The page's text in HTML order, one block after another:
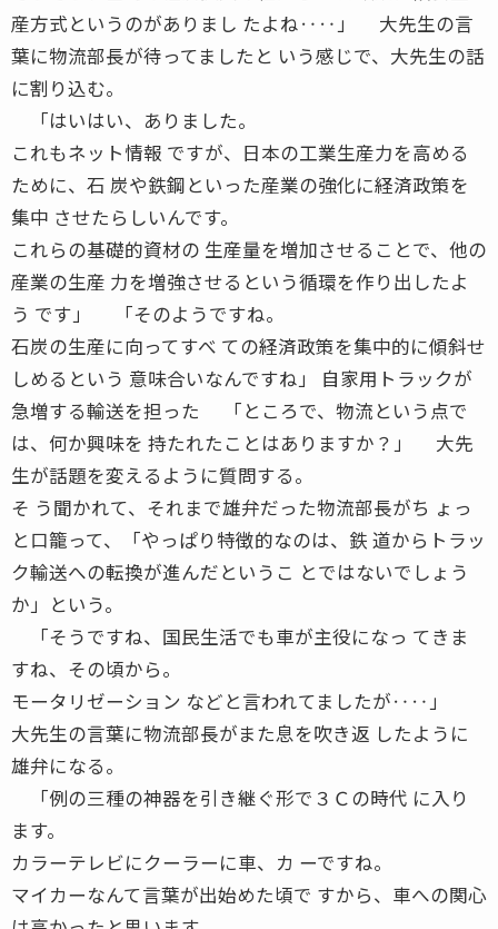
産方式というのがありまし たよね‥‥」 大先生の言
葉に物流部長が待ってましたと いう感じで、大先生の話
に割り込む。
「はいはい、ありました。
これもネット情報 ですが、日本の工業生産力を高める
ために、石 炭や鉄鋼といった産業の強化に経済政策を
集中 させたらしいんです。
これらの基礎的資材の 生産量を増加させることで、他の
産業の生産 力を増強させるという循環を作り出したよ
う です」 「そのようですね。
石炭の生産に向ってすべ ての経済政策を集中的に傾斜せ
しめるという 意味合いなんですね」 自家用トラックが
急増する輸送を担った 「ところで、物流という点で
は、何か興味を 持たれたことはありますか？」 大先
生が話題を変えるように質問する。
そ う聞かれて、それまで雄弁だった物流部長がち ょっ
と口籠って、「やっぱり特徴的なのは、鉄 道からトラッ
ク輸送への転換が進んだというこ とではないでしょう
か」という。
「そうですね、国民生活でも車が主役になっ てきま
すね、その頃から。
モータリゼーション などと言われてましたが‥‥」
大先生の言葉に物流部長がまた息を吹き返 したように
雄弁になる。
「例の三種の神器を引き継ぐ形で３Ｃの時代 に入り
ます。
カラーテレビにクーラーに車、カ ーですね。
マイカーなんて言葉が出始めた頃で すから、車への関心